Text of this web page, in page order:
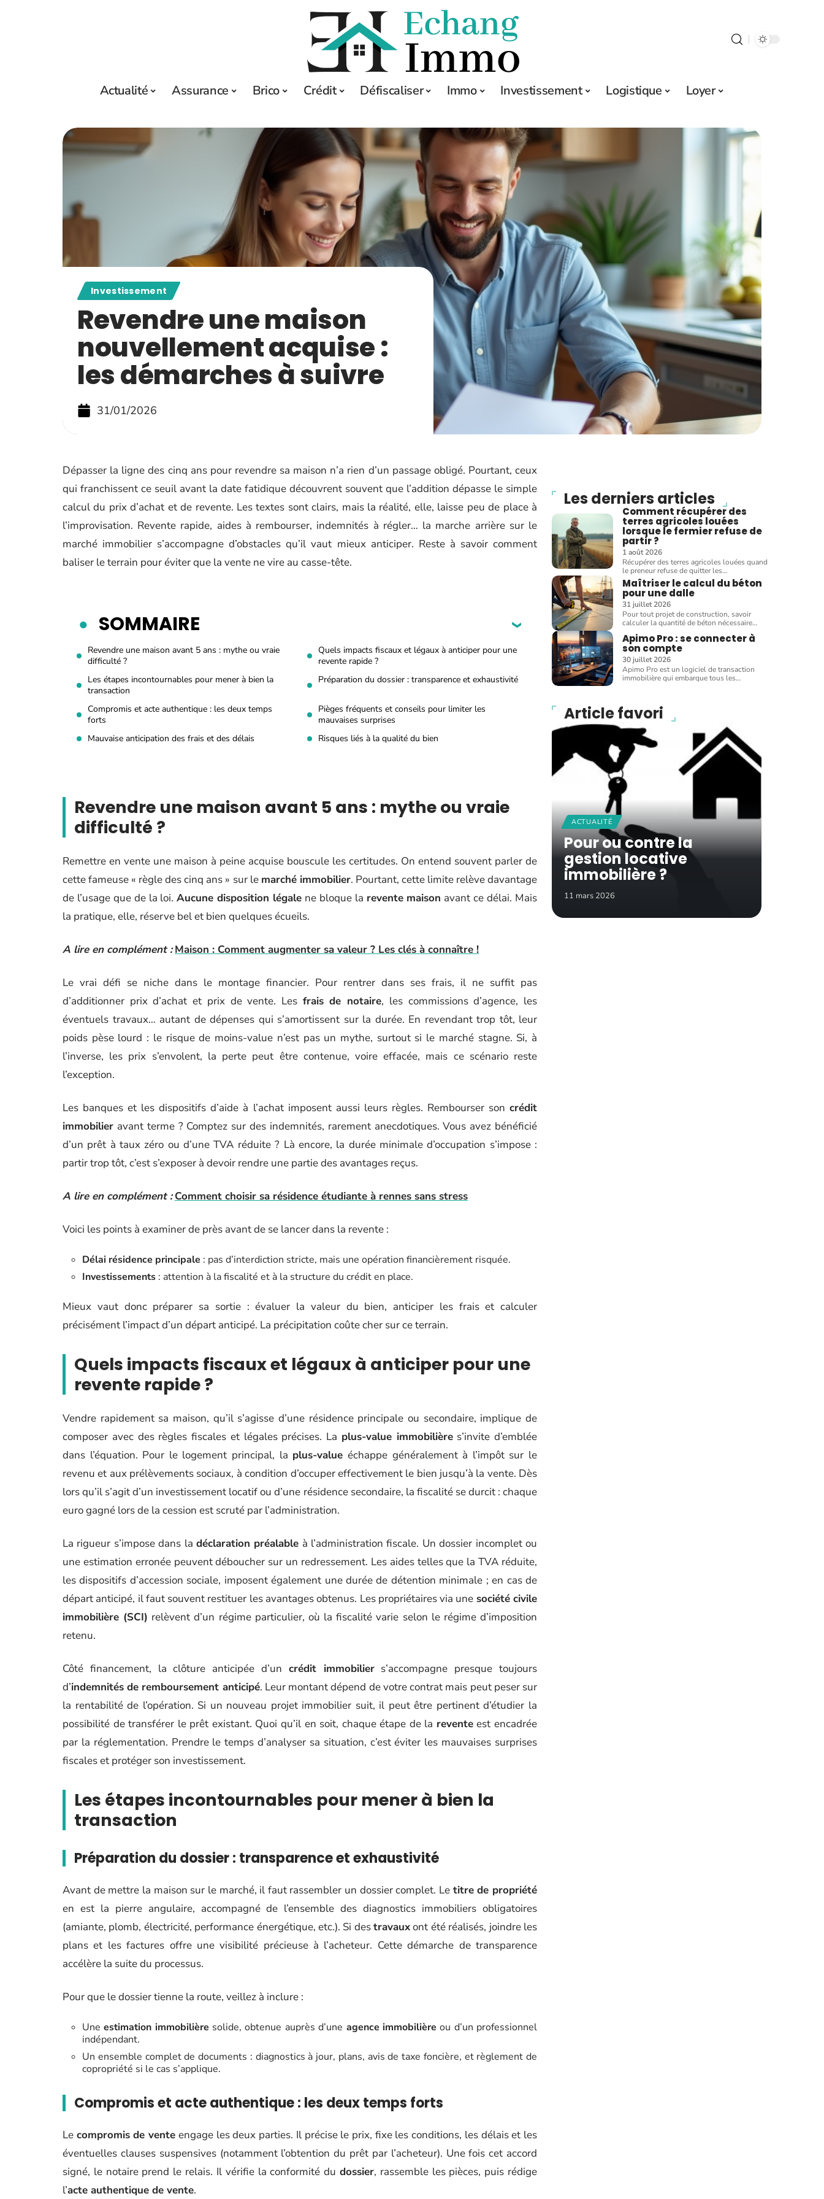
Actualité Assurance Brico Crédit Défiscaliser Immo Investissement Logistique Loyer
Investissement
Revendre une maison
nouvellement acquise :
les démarches à suivre
31/01/2026
Dépasser la ligne des cinq ans pour revendre sa maison n’a rien d’un passage obligé. Pourtant, ceux
qui franchissent ce seuil avant la date fatidique découvrent souvent que l’addition dépasse le simple
calcul du prix d’achat et de revente. Les textes sont clairs, mais la réalité, elle, laisse peu de place à
l’improvisation. Revente rapide, aides à rembourser, indemnités à régler… la marche arrière sur le
marché immobilier s’accompagne d’obstacles qu’il vaut mieux anticiper. Reste à savoir comment
baliser le terrain pour éviter que la vente ne vire au casse-tête.
SOMMAIRE
Revendre une maison avant 5 ans : mythe ou vraie
difficulté ?
Quels impacts fiscaux et légaux à anticiper pour une
revente rapide ?
Les étapes incontournables pour mener à bien la
transaction
Préparation du dossier : transparence et exhaustivité
Compromis et acte authentique : les deux temps
forts
Pièges fréquents et conseils pour limiter les
mauvaises surprises
Mauvaise anticipation des frais et des délais
Risques liés à la qualité du bien
Revendre une maison avant 5 ans : mythe ou vraie
difficulté ?
Remettre en vente une maison à peine acquise bouscule les certitudes. On entend souvent parler de
cette fameuse « règle des cinq ans » sur le marché immobilier. Pourtant, cette limite relève davantage
de l’usage que de la loi.Aucune disposition légale ne bloque la revente maison avant ce délai. Mais
la pratique, elle, réserve bel et bien quelques écueils.
A lire en complément : Maison : Comment augmenter sa valeur ? Les clés à connaître !
Le vrai défi se niche dans le montage financier. Pour rentrer dans ses frais, il ne suffit pas
d’additionner prix d’achat et prix de vente. Les frais de notaire, les commissions d’agence, les
éventuels travaux… autant de dépenses qui s’amortissent sur la durée. En revendant trop tôt, leur
poids pèse lourd : le risque de moins-value n’est pas un mythe, surtout si le marché stagne. Si, à
l’inverse, les prix s’envolent, la perte peut être contenue, voire effacée, mais ce scénario reste
l’exception.
Les banques et les dispositifs d’aide à l’achat imposent aussi leurs règles. Rembourser son crédit
immobilier avant terme ? Comptez sur des indemnités, rarement anecdotiques. Vous avez bénéficié
d’un prêt à taux zéro ou d’une TVA réduite ? Là encore, la durée minimale d’occupation s’impose :
partir trop tôt, c’est s’exposer à devoir rendre une partie des avantages reçus.
A lire en complément : Comment choisir sa résidence étudiante à rennes sans stress
Voici les points à examiner de près avant de se lancer dans la revente :
Délai résidence principale : pas d’interdiction stricte, mais une opération financièrement risquée.
Investissements : attention à la fiscalité et à la structure du crédit en place.
Mieux vaut donc préparer sa sortie : évaluer la valeur du bien, anticiper les frais et calculer
précisément l’impact d’un départ anticipé. La précipitation coûte cher sur ce terrain.
Quels impacts fiscaux et légaux à anticiper pour une
revente rapide ?
Vendre rapidement sa maison, qu’il s’agisse d’une résidence principale ou secondaire, implique de
composer avec des règles fiscales et légales précises. La plus-value immobilières’invite d’emblée
dans l’équation. Pour le logement principal, la plus-value échappe généralement à l’impôt sur le
revenu et aux prélèvements sociaux, à condition d’occuper effectivement le bien jusqu’à la vente. Dès
lors qu’il s’agit d’un investissement locatif ou d’une résidence secondaire, la fiscalité se durcit : chaque
euro gagné lors de la cession est scruté par l’administration.
La rigueur s’impose dans la déclaration préalable à l’administration fiscale. Un dossier incomplet ou
une estimation erronée peuvent déboucher sur un redressement. Les aides telles que la TVA réduite,
les dispositifs d’accession sociale, imposent également une durée de détention minimale ; en cas de
départ anticipé, il faut souvent restituer les avantages obtenus. Les propriétaires via une société civile
immobilière (SCI) relèvent d’un régime particulier, où la fiscalité varie selon le régime d’imposition
retenu.
Côté financement, la clôture anticipée d’un crédit immobiliers’accompagne presque toujours
d’indemnités de remboursement anticipé. Leur montant dépend de votre contrat mais peut peser sur
la rentabilité de l’opération. Si un nouveau projet immobilier suit, il peut être pertinent d’étudier la
possibilité de transférer le prêt existant. Quoi qu’il en soit, chaque étape de la reventeest encadrée
par la réglementation. Prendre le temps d’analyser sa situation, c’est éviter les mauvaises surprises
fiscales et protéger son investissement.
Les étapes incontournables pour mener à bien la
transaction
Préparation du dossier : transparence et exhaustivité
Avant de mettre la maison sur le marché, il faut rassembler un dossier complet. Le titre de propriété
en est la pierre angulaire, accompagné de l’ensemble des diagnostics immobiliers obligatoires
(amiante, plomb, électricité, performance énergétique, etc.). Si destravauxont été réalisés, joindre les
plans et les factures offre une visibilité précieuse à l’acheteur. Cette démarche de transparence
accélère la suite du processus.
Pour que le dossier tienne la route, veillez à inclure :
Uneestimation immobilière solide, obtenue auprès d’une agence immobilière ou d’un professionnel
indépendant.
Un ensemble complet de documents : diagnostics à jour, plans, avis de taxe foncière, et règlement de
copropriété si le cas s’applique.
Compromis et acte authentique : les deux temps forts
Le compromis de vente engage les deux parties. Il précise le prix, fixe les conditions, les délais et les
éventuelles clauses suspensives (notamment l’obtention du prêt par l’acheteur). Une fois cet accord
signé, le notaire prend le relais. Il vérifie la conformité du dossier, rassemble les pièces, puis rédige
l’acte authentique de vente.
Les derniers articles
Comment récupérer des
terres agricoles louées
lorsque le fermier refuse de
partir ?
1 août 2026
Récupérer des terres agricoles louées quand
le preneur refuse de quitter les…
Maîtriser le calcul du béton
pour une dalle
31 juillet 2026
Pour tout projet de construction, savoir
calculer la quantité de béton nécessaire…
Apimo Pro : se connecter à
son compte
30 juillet 2026
Apimo Pro est un logiciel de transaction
immobilière qui embarque tous les…
Article favori
ACTUALITÉ
Pour ou contre la
gestion locative
immobilière ?
11 mars 2026